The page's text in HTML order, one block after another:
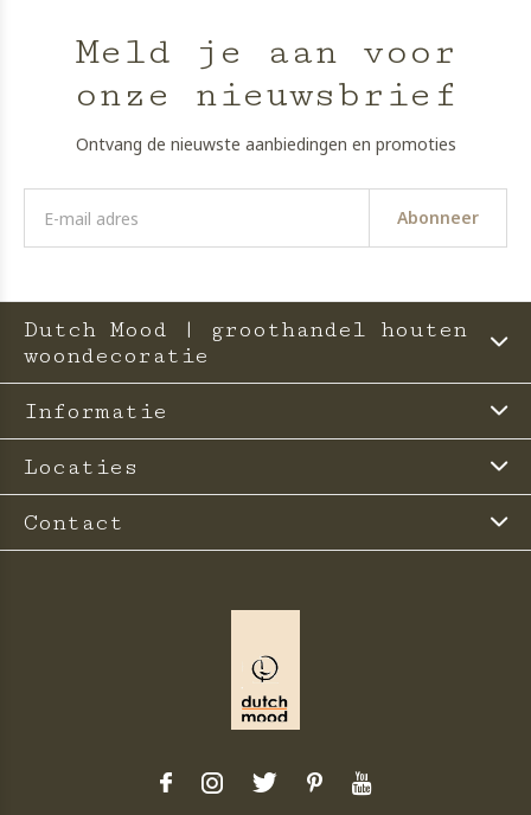
Meld je aan voor
onze nieuwsbrief
Ontvang de nieuwste aanbiedingen en promoties
Abonneer
Dutch Mood | groothandel houten
woondecoratie
Informatie
Locaties
Contact